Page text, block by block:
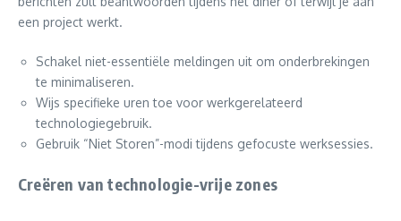
een project werkt.
Schakel niet-essentiële meldingen uit om onderbrekingen
te minimaliseren.
Wijs specifieke uren toe voor werkgerelateerd
technologiegebruik.
Gebruik “Niet Storen”-modi tijdens gefocuste werksessies.
Creëren van technologie-vrije zones